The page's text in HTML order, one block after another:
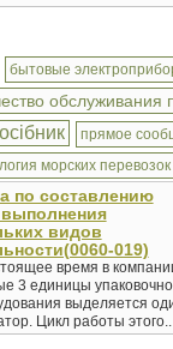
бытовые
обслуживания
прямое
морских перевозок
по составлению
видов
019)
время в
3 единицы
выделяется
Цикл работы